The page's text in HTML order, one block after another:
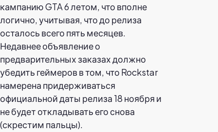
кампанию GTA 6 летом, что вполне
логично, учитывая, что до релиза
осталось всего пять месяцев.
Недавнее объявление о
предварительных заказах должно
убедить геймеров в том, что Rockstar
намерена придерживаться
официальной даты релиза 18 ноября и
не будет откладывать его снова
(скрестим пальцы).